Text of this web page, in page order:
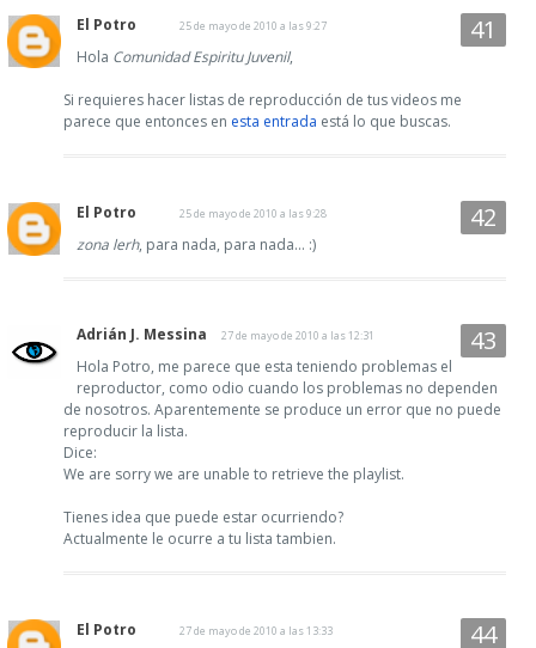
El Potro 25 de mayo de 2010 a las 9:27
Hola Comunidad Espiritu Juvenil,
Si requieres hacer listas de reproducción de tus videos me
parece que entonces en esta entrada está lo que buscas.
El Potro 25 de mayo de 2010 a las 9:28
zona lerh, para nada, para nada... :)
Adrián J. Messina 27 de mayo de 2010 a las 12:31
Hola Potro, me parece que esta teniendo problemas el
reproductor, como odio cuando los problemas no dependen
de nosotros. Aparentemente se produce un error que no puede
reproducir la lista.
Dice:
We are sorry we are unable to retrieve the playlist.
Tienes idea que puede estar ocurriendo?
Actualmente le ocurre a tu lista tambien.
El Potro 27 de mayo de 2010 a las 13:33